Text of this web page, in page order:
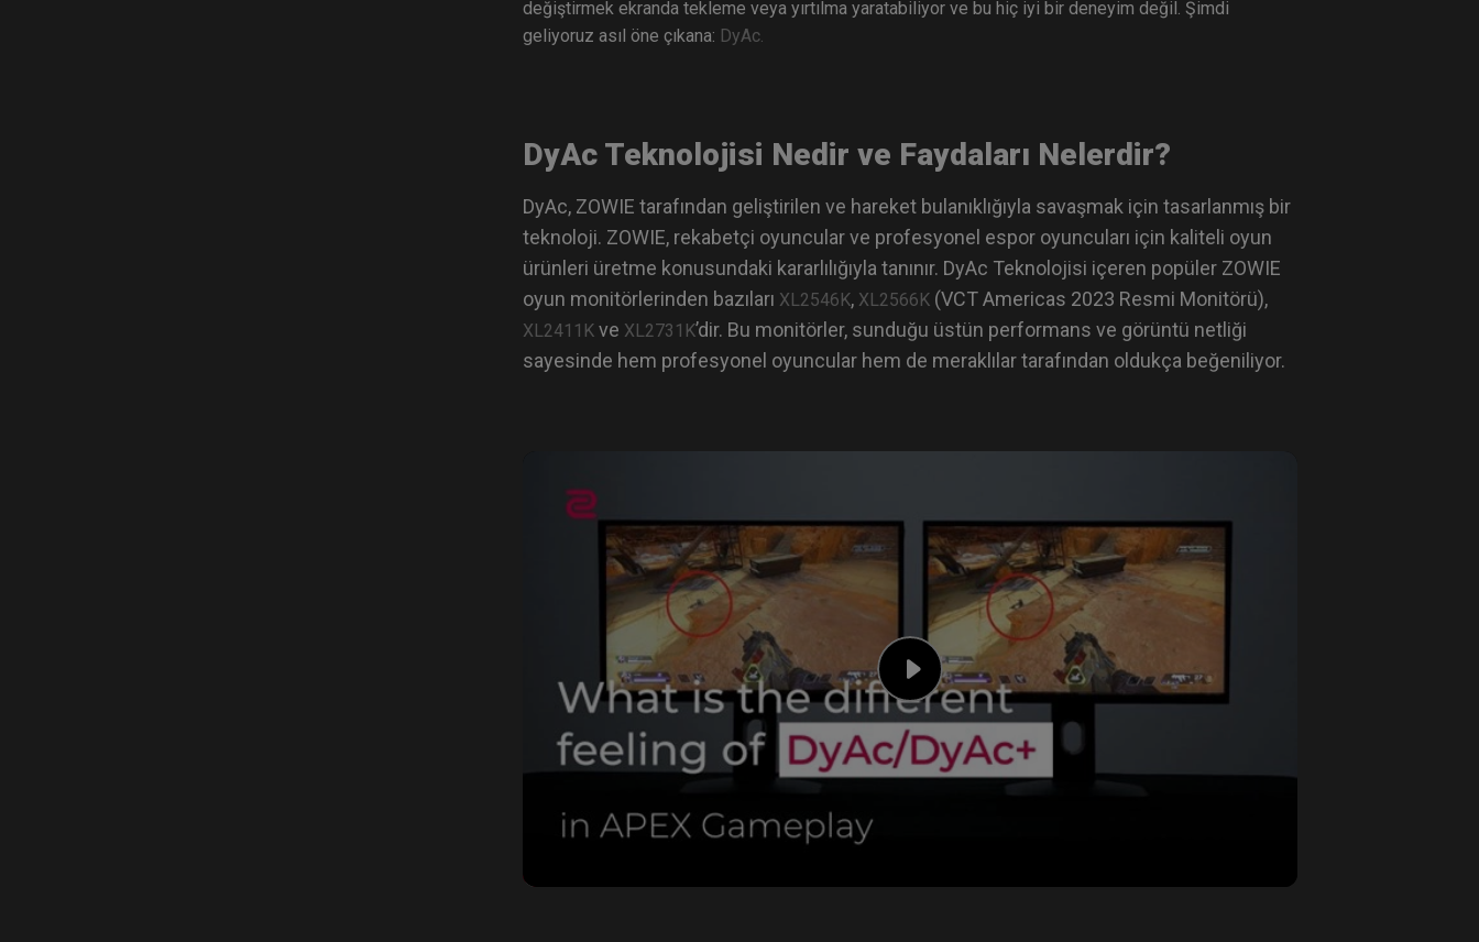
değiştirmek ekranda tekleme veya yırtılma yaratabiliyor ve bu hiç iyi bir deneyim değil. Şimdi
geliyoruz asıl öne çıkana: DyAc.
DyAc Teknolojisi Nedir ve Faydaları Nelerdir?
DyAc, ZOWIE tarafından geliştirilen ve hareket bulanıklığıyla savaşmak için tasarlanmış bir
teknoloji. ZOWIE, rekabetçi oyuncular ve profesyonel espor oyuncuları için kaliteli oyun
ürünleri üretme konusundaki kararlılığıyla tanınır. DyAc Teknolojisi içeren popüler ZOWIE
oyun monitörlerinden bazıları XL2546K, XL2566K (VCT Americas 2023 Resmi Monitörü),
XL2411K ve XL2731K’dir. Bu monitörler, sunduğu üstün performans ve görüntü netliği
sayesinde hem profesyonel oyuncular hem de meraklılar tarafından oldukça beğeniliyor.